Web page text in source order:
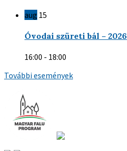
aug 15
Óvodai szüreti bál – 2026
16:00 - 18:00
További események